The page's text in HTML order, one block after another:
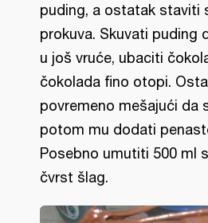
puding, a ostatak staviti
prokuva. Skuvati puding
u još vruće, ubaciti
čokolada fino otopi.
povremeno mešajući da
potom mu dodati
Posebno umutiti 500 ml
čvrst šlag.